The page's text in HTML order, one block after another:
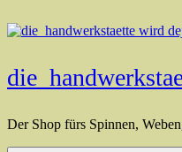
Inhalt
Der Shop fürs Spinnen,